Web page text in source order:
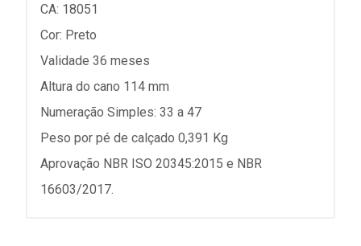
CA: 18051
Cor: Preto
Validade 36 meses
Altura do cano 114 mm
Numeração Simples: 33 a 47
Peso por pé de calçado 0,391 Kg
Aprovação NBR ISO 20345:2015 e NBR
16603/2017.